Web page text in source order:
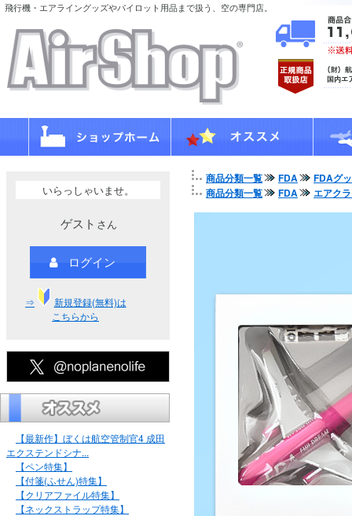
飛行機・エアライングッズやパイロット用品まで扱う、空の専門店。
いらっしゃいませ。
ゲスト さん
ログイン
⇒
新規登録(無料)は
こちらから
【最新作】ぼくは航空管制官4 成田
エクステンドシナ...
【ペン特集】
【付箋(ふせん)特集】
【クリアファイル特集】
【ネックストラップ特集】
商品分類一覧 FDA
FDAグ
商品分類一覧
FDA エアク